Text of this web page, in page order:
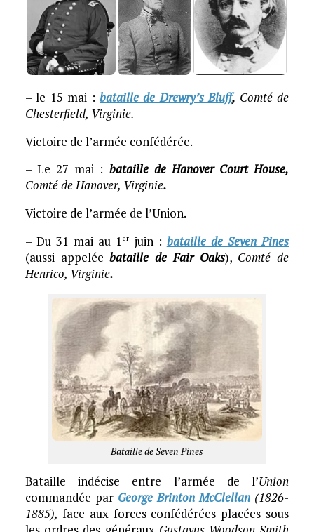
– le 15 mai : bataille de Drewry’s Bluff, Comté de
Chesterfield, Virginie.
Victoire de l’armée confédérée.
– Le 27 mai : bataille de Hanover Court House,
Comté de Hanover, Virginie.
Victoire de l’armée de l’Union.
– Du 31 mai au 1er juin : bataille de Seven Pines
(aussi appeléebataille de Fair Oaks), Comté de
Henrico, Virginie.
Bataille de Seven Pines
Bataille indécise entre l’armée de l’Union
commandée par George Brinton McClellan(1826-
1885), face aux forces confédérées placées sous